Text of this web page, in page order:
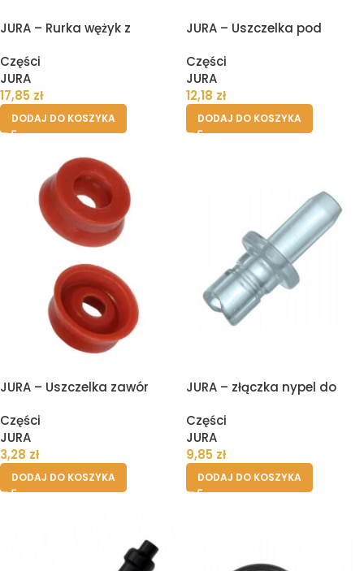
JURA – Rurka wężyk z
mleka – 36 cm
Części
JURA
17,85 zł
DODAJ DO KOSZYKA
JURA – Uszczelka pod
ekspresu
Części
JURA
12,18 zł
DODAJ DO KOSZYKA
JURA – Uszczelka zawór
Części
JURA
3,28 zł
DODAJ DO KOSZYKA
JURA – złączka nypel do
Części
JURA
9,85 zł
DODAJ DO KOSZYKA